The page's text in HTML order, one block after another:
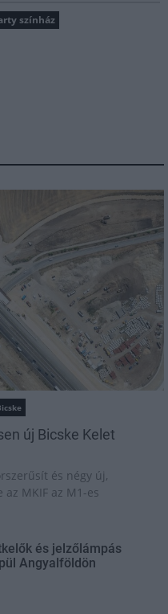
színház
új Bicske Kelet
és négy új,
MKIF az M1-es
és jelzőlámpás
Angyalföldön